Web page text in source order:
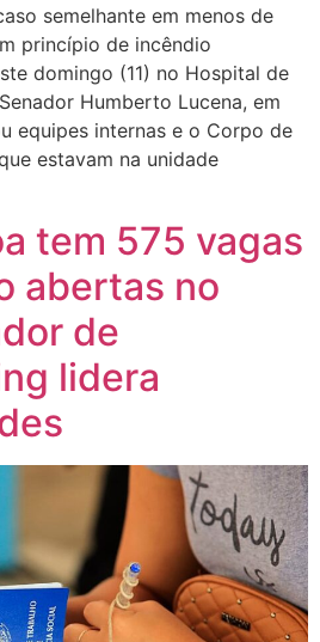
semelhante em menos de
de incêndio
domingo (11) no Hospital de
Humberto Lucena, em
equipes internas e o Corpo de
estavam na unidade
tem 575 vagas
abertas no
de
lidera